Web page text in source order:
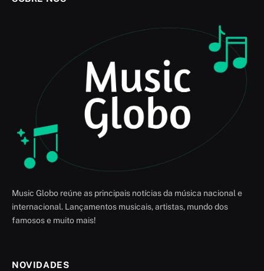
Music Globo reúne as principais notícias da música nacional e
internacional. Lançamentos musicais, artistas, mundo dos
famosos e muito mais!
NOVIDADES